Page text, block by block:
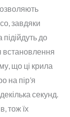
завдяки
до
встановлення
що ці крила
на пір’я
секунд.
тож їх